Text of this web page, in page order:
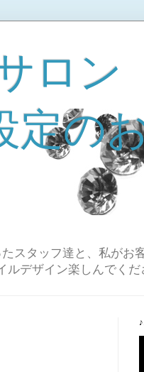
ロン
の
スタッフ達と、私がお
ルデザイン楽しんでく